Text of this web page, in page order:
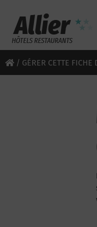
/ GÉRER CETTE FICHE